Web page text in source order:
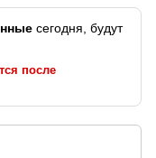
сегодня, будут
после